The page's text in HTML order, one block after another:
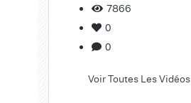
7866
0
0
Voir Toutes Les Vidéos